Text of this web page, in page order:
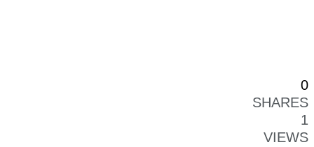
0
SHARES
1
VIEWS